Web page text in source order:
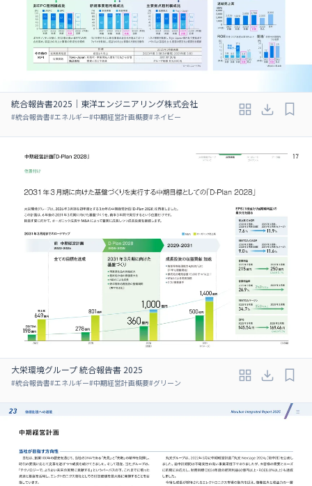
統合報告書2025｜東洋エンジニアリング株式会社
#統合報告書#エネルギー#中期経営計画概要#ネイビー
大栄環境グループ 統合報告書 2025
#統合報告書#エネルギー#中期経営計画概要#グリーン